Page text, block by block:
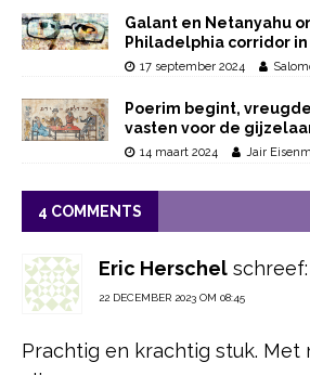
Galant en Netanyahu
Philadelphia corridor
17 september 2024
Poerim begint,
vasten voor de
14 maart 2024 Jair
4 COMMENTS
Eric Herschel schreef:
22 DECEMBER 2023 OM 08:45
Prachtig en krachtig stuk. Met